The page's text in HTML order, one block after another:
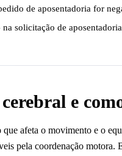
de aposentadoria for
solicitação de aposentadoria
e
afeta o movimento e o
pela coordenação motora.